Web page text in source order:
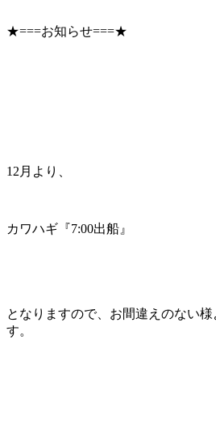
★===お知らせ===★
12月より、
カワハギ『7:00出船』
となりますので、お間違えのない
す。